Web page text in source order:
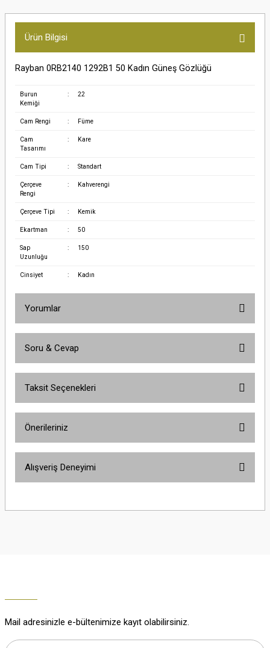
Ürün Bilgisi
Rayban 0RB2140 1292B1 50 Kadın Güneş Gözlüğü
Burun
Kemiği
: 22
Cam Rengi : Füme
Cam
Tasarımı
: Kare
Cam Tipi : Standart
Çerçeve
Rengi
: Kahverengi
Çerçeve Tipi : Kemik
Ekartman : 50
Sap
Uzunluğu
: 150
Cinsiyet : Kadın
Yorumlar
Soru & Cevap
Taksit Seçenekleri
Önerileriniz
yetersiz gördüğünüz noktaları öneri formunu kullanarak tarafımıza
Alışveriş Deneyimi
Mail adresinizle e-bültenimize kayıt olabilirsiniz.